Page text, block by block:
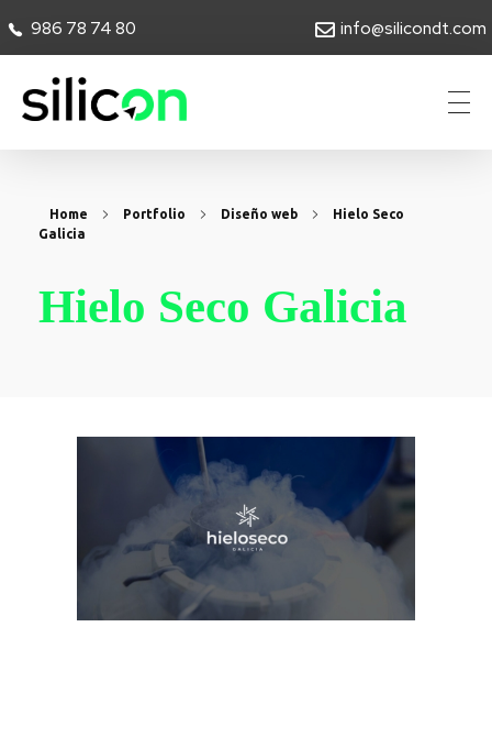
986 78 74 80 info@silicondt.com
Home Portfolio Diseño web
Hielo Seco
Galicia
Hielo Seco Galicia